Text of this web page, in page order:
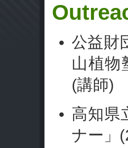
公益財
山植物
(講師)
高知県
ナー」